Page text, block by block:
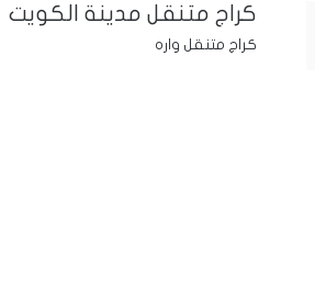
كراج متنقل مدينة الكويت
كراج متنقل واره